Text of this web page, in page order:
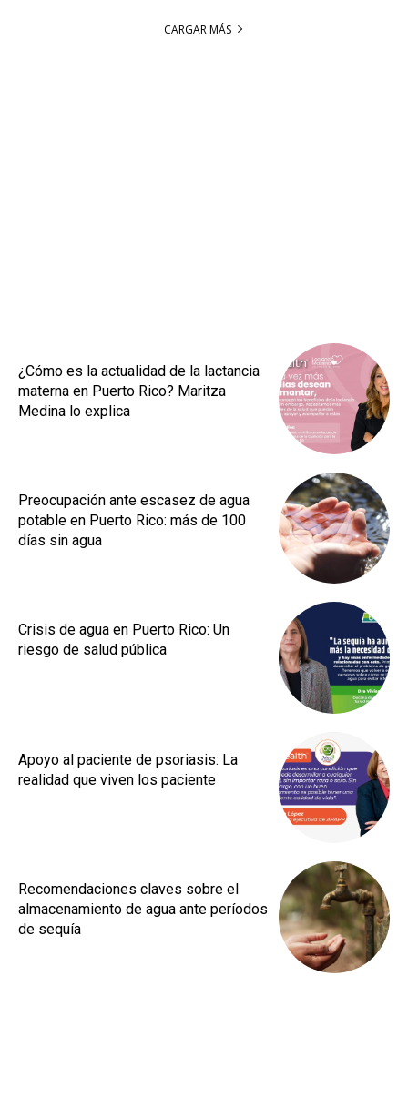
CARGAR MÁS
¿Cómo es la actualidad de la lactancia
materna en Puerto Rico? Maritza
Medina lo explica
Preocupación ante escasez de agua
potable en Puerto Rico: más de 100
días sin agua
Crisis de agua en Puerto Rico: Un
riesgo de salud pública
Apoyo al paciente de psoriasis: La
realidad que viven los paciente
Recomendaciones claves sobre el
almacenamiento de agua ante períodos
de sequía